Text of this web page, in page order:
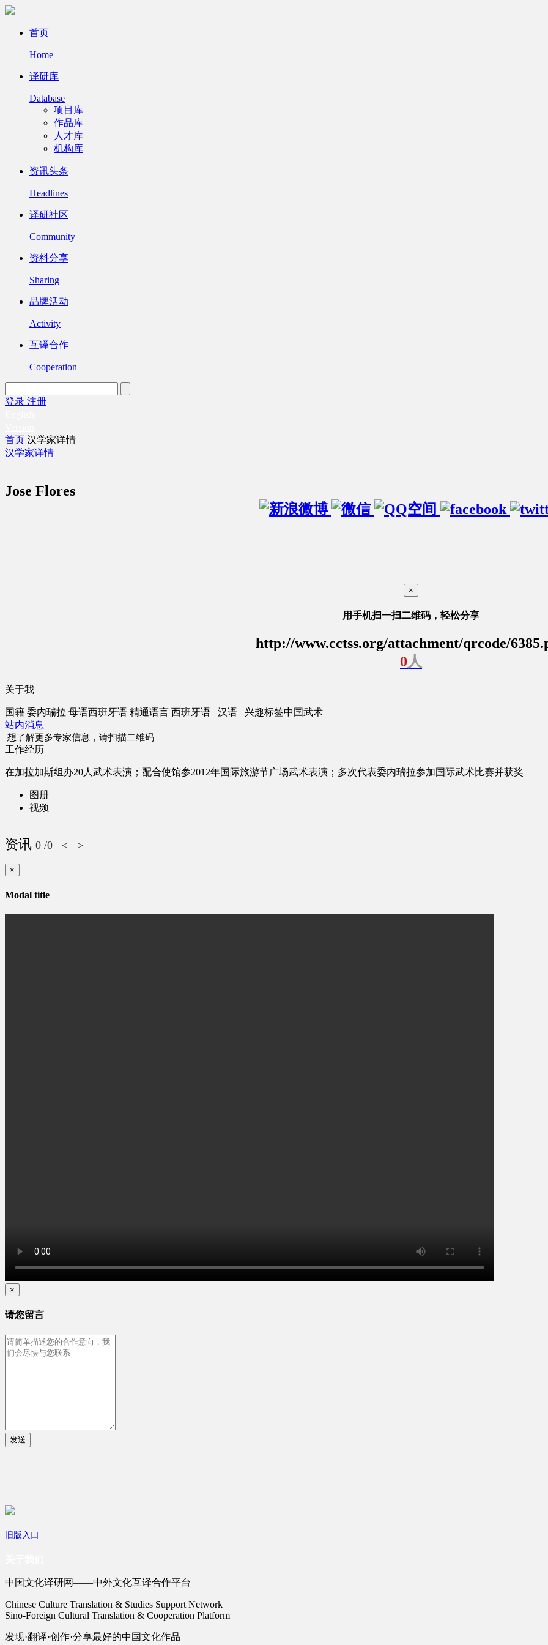
首页
Home
译研库
Database
项目库
作品库
人才库
机构库
资讯头条
Headlines
译研社区
Community
资料分享
Sharing
品牌活动
Activity
互译合作
Cooperation
登录 注册
首页 汉学家详情
汉学家详情
Jose Flores
×
用手机扫一扫二维码，轻松分享
http://www.cctss.org/attachment/qrcode/
0人
关于我
国籍 委内瑞拉 母语西班牙语 精通语言 西班牙语 汉语 兴趣标签中国武术
站内消息
想了解更多专家信息，请扫描二维码
工作经历
在加拉加斯组办20人武术表演；配合使馆参2012年国际旅游节广场武术表演；多次代表委内瑞拉参加国际武术比赛并获奖
图册
视频
资讯 0 /0 < >
×
Modal title
×
请您留言
发送
旧版入口
中国文化译研网——中外文化互译合作平台
Chinese Culture Translation & Studies Support Network
Sino-Foreign Cultural Translation & Cooperation Platform
发现·翻译·创作·分享最好的中国文化作品